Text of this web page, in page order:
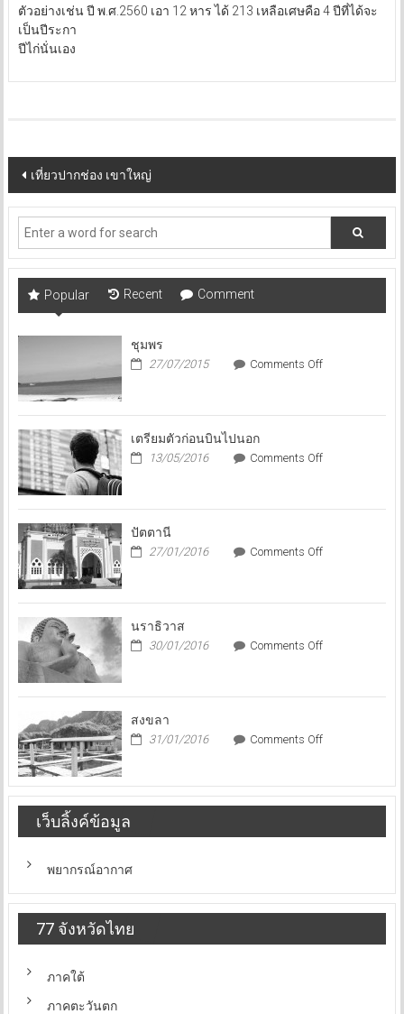
ตัวอย่างเช่น ปี พ.ศ.2560 เอา 12 หาร ได้ 213 เหลือเศษคือ 4 ปีที่ได้จะ
เป็นปีระกา
ปีไก่นั่นเอง
Post
navigation
เที่ยวปากช่อง เขาใหญ่
Popular Recent Comment
ชุมพร
27/07/2015 Comments Offon
เตรียมตัวก่อนบินไปนอก
13/05/2016 Comments Offon
ก่อน
ปัตตานี
27/01/2016 Comments Offon
นราธิวาส
30/01/2016 Comments Offon
สงขลา
31/01/2016 Comments Offon
เว็บลิ้งค์ข้อมูล
พยากรณ์อากาศ
77 จังหวัดไทย
ภาคใต้
ภาคตะวันตก